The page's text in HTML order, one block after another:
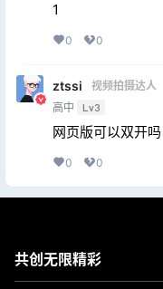
1
0 0
ztssi
视频拍摄达人
高中
Lv3
网页版可以双开吗
0 0
共创无限精彩